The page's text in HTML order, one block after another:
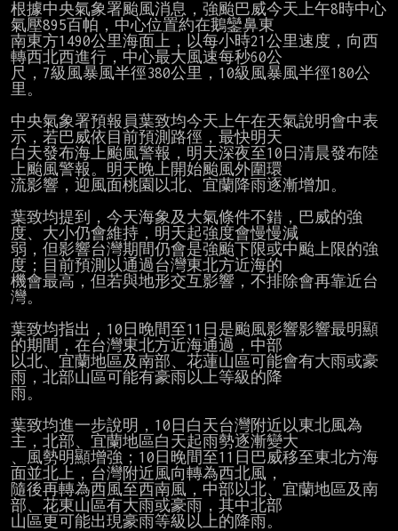
根據中央氣象署颱風消息，強颱巴威今天上午8時中心
氣壓895百帕，中心位置約在鵝鑾鼻東
南東方1490公里海面上，以每小時21公里速度，向西
轉西北西進行，中心最大風速每秒60公
尺，7級風暴風半徑380公里，10級風暴風半徑180公
里。
中央氣象署預報員葉致均今天上午在天氣說明會中表
示，若巴威依目前預測路徑，最快明天
白天發布海上颱風警報，明天深夜至10日清晨發布陸
上颱風警報。明天晚上開始颱風外圍環
流影響，迎風面桃園以北、宜蘭降雨逐漸增加。
葉致均提到，今天海象及大氣條件不錯，巴威的強
度、大小仍會維持，明天起強度會慢慢減
弱，但影響台灣期間仍會是強颱下限或中颱上限的強
度；目前預測以通過台灣東北方近海的
機會最高，但若與地形交互影響，不排除會再靠近台
灣。
葉致均指出，10日晚間至11日是颱風影響影響最明顯
的期間，在台灣東北方近海通過，中部
以北、宜蘭地區及南部、花蓮山區可能會有大雨或豪
雨，北部山區可能有豪雨以上等級的降
雨。
葉致均進一步說明，10日白天台灣附近以東北風為
主，北部、宜蘭地區白天起雨勢逐漸變大
、風勢明顯增強；10日晚間至11日巴威移至東北方海
面並北上，台灣附近風向轉為西北風，
隨後再轉為西風至西南風，中部以北、宜蘭地區及南
部、花東山區有大雨或豪雨，其中北部
山區更可能出現豪雨等級以上的降雨。